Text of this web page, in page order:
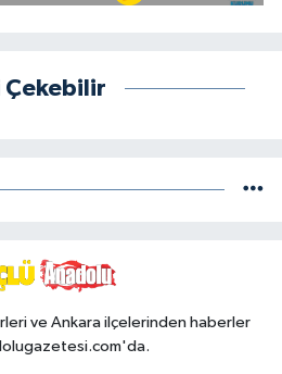
Çekebilir
ve Ankara ilçelerinden haberler